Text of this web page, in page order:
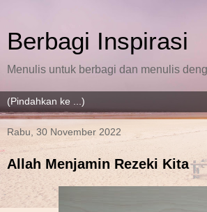
Berbagi Inspirasi
Menulis untuk berbagi dan menulis
Rabu, 30 November 2022
Allah Menjamin Rezeki Kita